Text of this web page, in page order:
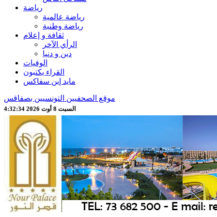
رياضة
رياضة عالمية
رياضة وطنية
ثقافة و إعلام
الرأي الآخر
دين و دنيا
الوفيات
القراء يكتبون
مايد إين سفاكس
موقع الصحفيين التونسيين بصفاقس
السبت 8 أوت 2026 4:32:36